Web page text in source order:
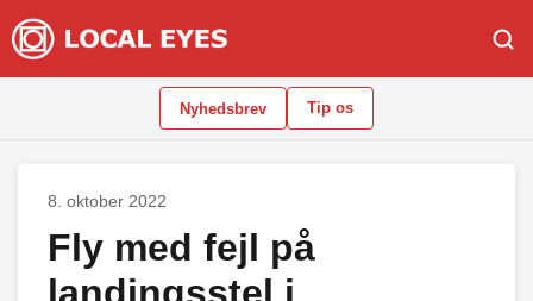
Nyhedsbrev Tip os
8. oktober 2022
Fly med fejl på